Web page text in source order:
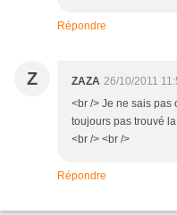
Répondre
Z ZAZA 26/10/2011
<br /> Je ne sais pas
toujours pas trouvé
<br /> <br />
Répondre